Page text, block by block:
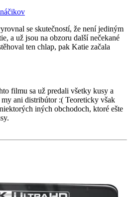
se skutečností, že není jediným
a už jsou na obzoru další nečekané
ten chlap, pak Katie začala
filmu sa už predali všetky kusy a
my ani distribútor :( Teoreticky však
iných obchodoch, ktoré ešte